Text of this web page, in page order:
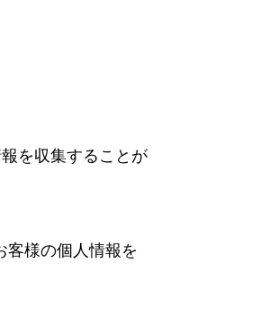
を収集することが
客様の個人情報を